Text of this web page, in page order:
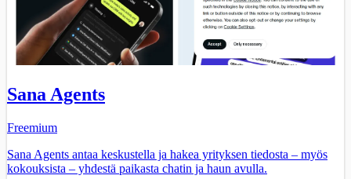
Sana Agents
Freemium
Sana Agents antaa keskustella ja hakea yrityksen tiedosta – myös
kokouksista – yhdestä paikasta chatin ja haun avulla.